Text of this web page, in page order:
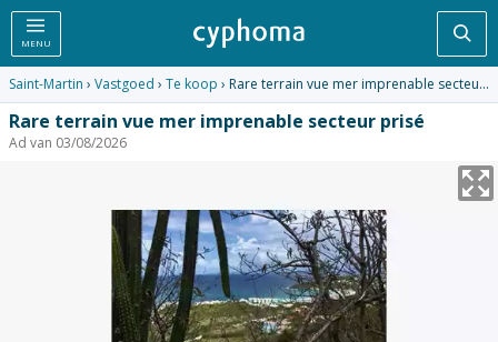
MENU
Saint-Martin › Vastgoed › Te koop › Rare terrain vue mer imprenable secteur prisé
Rare terrain vue mer imprenable secteur prisé
Ad van 03/08/2026